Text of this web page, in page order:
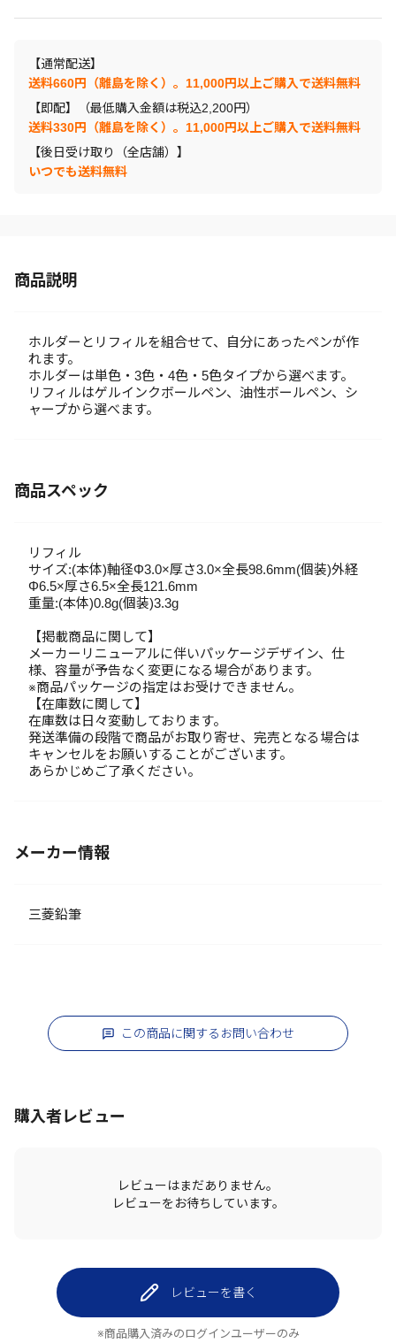
【通常配送】
送料660円（離島を除く）。11,000円以上ご購入で送料無料
【即配】（最低購入金額は税込2,200円）
送料330円（離島を除く）。11,000円以上ご購入で送料無料
【後日受け取り（全店舗）】
いつでも送料無料
商品説明
ホルダーとリフィルを組合せて、自分にあったペンが作
れます。
ホルダーは単色・3色・4色・5色タイプから選べます。
リフィルはゲルインクボールペン、油性ボールペン、シ
ャープから選べます。
商品スペック
リフィル
サイズ:(本体)軸径Φ3.0×厚さ3.0×全長98.6mm(個装)外経
Φ6.5×厚さ6.5×全長121.6mm
重量:(本体)0.8g(個装)3.3g
【掲載商品に関して】
メーカーリニューアルに伴いパッケージデザイン、仕
様、容量が予告なく変更になる場合があります。
※商品パッケージの指定はお受けできません。
【在庫数に関して】
在庫数は日々変動しております。
発送準備の段階で商品がお取り寄せ、完売となる場合は
キャンセルをお願いすることがございます。
あらかじめご了承ください。
メーカー情報
三菱鉛筆
この商品に関するお問い合わせ
購入者レビュー
レビューはまだありません。
レビューをお待ちしています。
レビューを書く
※商品購入済みのログインユーザーのみ